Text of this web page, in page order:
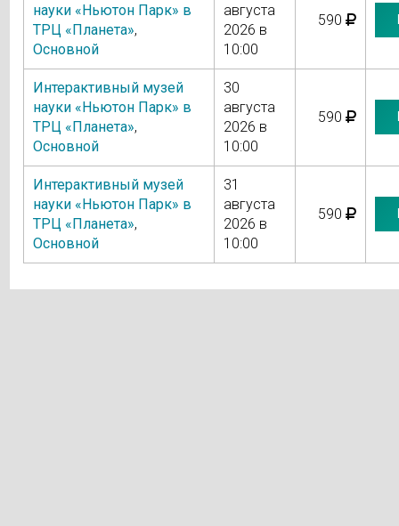
науки «Ньютон Парк» в
ТРЦ «Планета»,
Основной
августа
2026 в
10:00
590
Интерактивный музей
науки «Ньютон Парк» в
ТРЦ «Планета»,
Основной
30
августа
2026 в
10:00
590
Интерактивный музей
науки «Ньютон Парк» в
ТРЦ «Планета»,
Основной
31
августа
2026 в
10:00
590